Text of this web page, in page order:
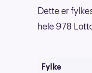
Dette er
hele 978
Fylke